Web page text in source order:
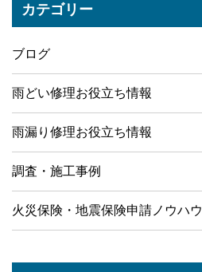
カテゴリー
ブログ
雨どい修理お役立ち情報
雨漏り修理お役立ち情報
調査・施工事例
火災保険・地震保険申請ノウハウ